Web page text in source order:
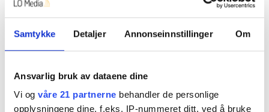
Samtykke Detaljer Annonseinnstillinger Om
Ansvarlig bruk av dataene dine
Vi og våre 21 partnerne behandler de personlige
opplysningene dine, f.eks. IP-nummeret ditt, ved å bruke
6. Stortinget ber regjeringen fremme forslag om
å innføre krav i konkurranselovgivningen om
virksomhet for kjeder med sterk markedsstilling
i dagligvaremarkedet.
Vi skriver om ansatte i mat- og
drikkevareindustrien.
Les mer fra oss